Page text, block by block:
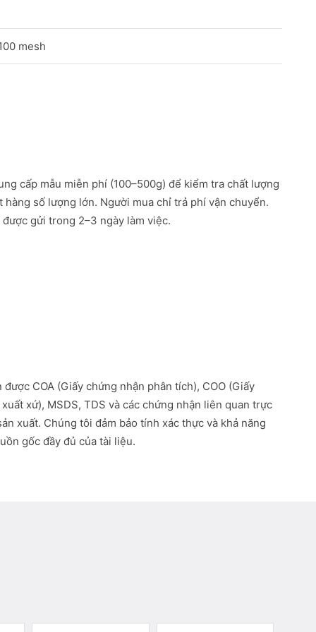
mesh
cấp mẫu miễn phí (100–500g) để kiểm tra chất lượng
hàng số lượng lớn. Người mua chỉ trả phí vận chuyển.
gửi trong 2–3 ngày làm việc.
được COA (Giấy chứng nhận phân tích), COO (Giấy
xứ), MSDS, TDS và các chứng nhận liên quan trực
xuất. Chúng tôi đảm bảo tính xác thực và khả năng
gốc đầy đủ của tài liệu.